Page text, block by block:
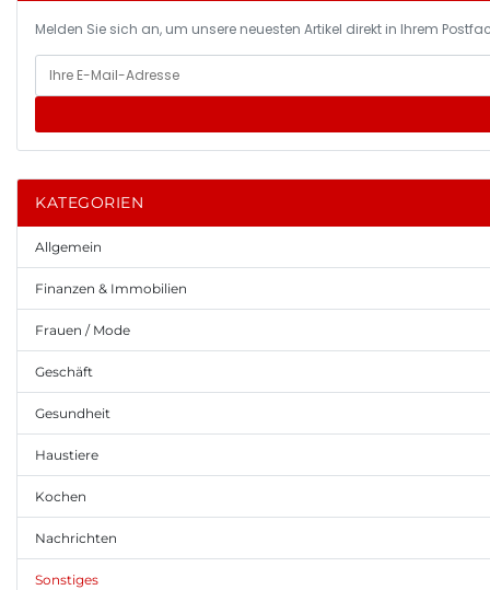
Melden Sie sich an, um unsere neuesten Artikel direkt in Ihrem
KATEGORIEN
Allgemein
Finanzen & Immobilien
Frauen / Mode
Geschäft
Gesundheit
Haustiere
Kochen
Nachrichten
Sonstiges